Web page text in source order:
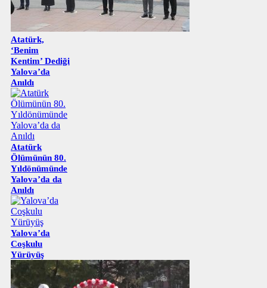
Atatürk,
‘Benim
Kentim’ Dediği
Yalova’da
Anıldı
Atatürk
Ölümünün 80.
Yıldönümünde
Yalova’da da
Anıldı
Yalova’da
Coşkulu
Yürüyüş